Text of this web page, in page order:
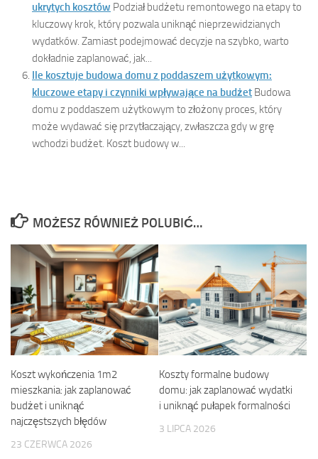
ukrytych kosztów Podział budżetu remontowego na etapy to
kluczowy krok, który pozwala uniknąć nieprzewidzianych
wydatków. Zamiast podejmować decyzje na szybko, warto
dokładnie zaplanować, jak...
Ile kosztuje budowa domu z poddaszem użytkowym:
kluczowe etapy i czynniki wpływające na budżet Budowa
domu z poddaszem użytkowym to złożony proces, który
może wydawać się przytłaczający, zwłaszcza gdy w grę
wchodzi budżet. Koszt budowy w...
MOŻESZ RÓWNIEŻ POLUBIĆ…
Koszt wykończenia 1m2
mieszkania: jak zaplanować
budżet i uniknąć
najczęstszych błędów
23 CZERWCA 2026
Koszty formalne budowy
domu: jak zaplanować wydatki
i uniknąć pułapek formalności
3 LIPCA 2026